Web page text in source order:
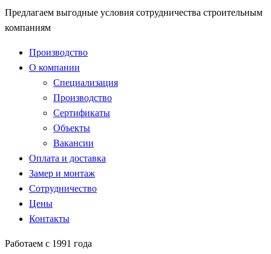
Предлагаем выгодные условия сотрудничества строительным
компаниям
Производство
О компании
Специализация
Производство
Сертификаты
Объекты
Вакансии
Оплата и доставка
Замер и монтаж
Сотрудничество
Цены
Контакты
Работаем с 1991 года